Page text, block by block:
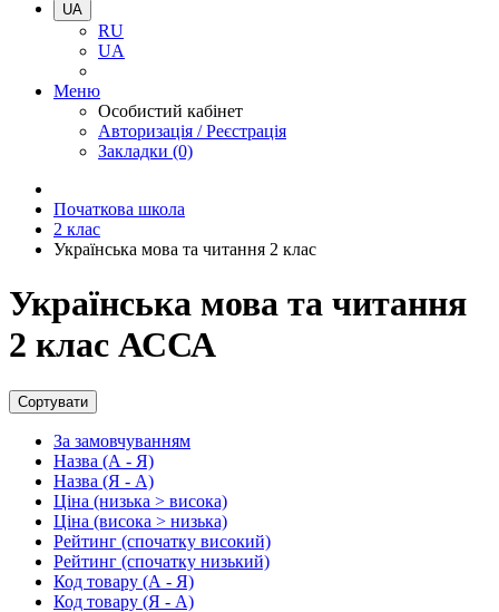
UA
RU
UA
Меню
Особистий кабінет
Авторизація / Реєстрація
Закладки (0)
Початкова школа
2 клас
Українська мова та читання 2 клас
Українська мова та читання
2 клас АССА
Сортувати
За замовчуванням
Назва (А - Я)
Назва (Я - А)
Ціна (низька > висока)
Ціна (висока > низька)
Рейтинг (спочатку високий)
Рейтинг (спочатку низький)
Код товару (А - Я)
Код товару (Я - А)